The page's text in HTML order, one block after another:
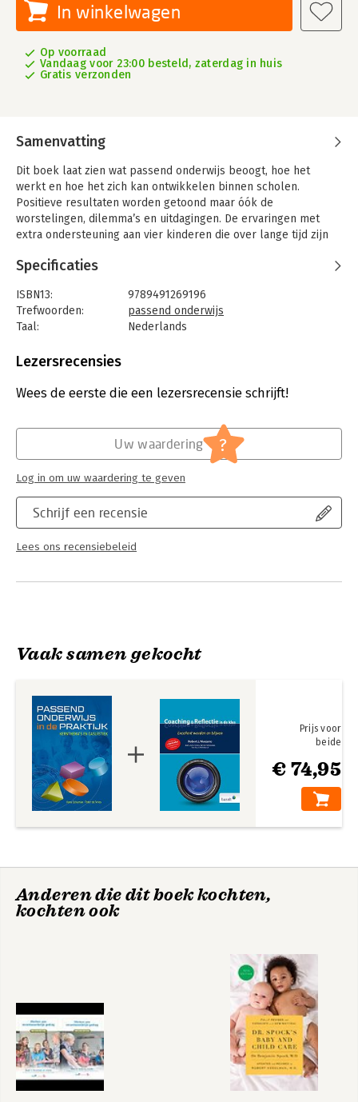
In winkelwagen
Op voorraad
Vandaag voor 23:00 besteld, zaterdag in huis
Gratis verzonden
Samenvatting
Dit boek laat zien wat passend onderwijs beoogt, hoe het
werkt en hoe het zich kan ontwikkelen binnen scholen.
Positieve resultaten worden getoond maar óók de
worstelingen, dilemma’s en uitdagingen. De ervaringen met
extra ondersteuning aan vier kinderen die over lange tijd zijn
aan inzichten vanuit de onderwijskundige en pedagogische
uitgewerkte inhoudelijke thema’s worden gepresenteerd die
voor alle kinderen – met of zonder extra
ondersteuningsbehoeften – relevant zijn.
Specificaties
ISBN13:
9789491269196
Trefwoorden:
passend onderwijs
Taal:
Nederlands
Aantal pagina's:
Druk:
1
Non-fictie informatief/professioneel
Lezersrecensies
Wees de eerste die een lezersrecensie schrijft!
Schrijf een recensie
Lees ons recensiebeleid
Uw waardering ?
Log in om uw waardering te geven
Vaak samen gekocht
€ 74,95
Prijs voor
beide
Anderen die dit boek kochten,
kochten ook